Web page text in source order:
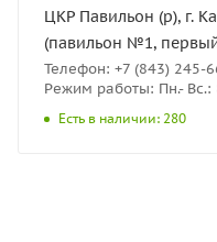
ЦКР Павильон (р), г.
(павильон №1,
Телефон: +7 (843) 245-
Режим работы: Пн.- Вс.:
Есть в наличии: 280